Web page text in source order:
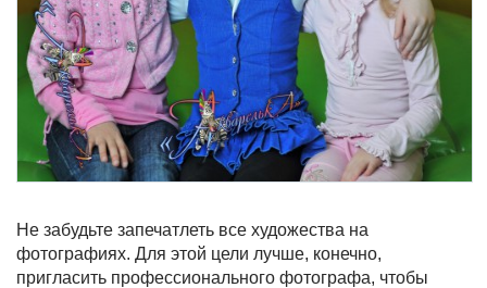
Не забудьте запечатлеть все художества на
фотографиях. Для этой цели лучше, конечно,
пригласить профессионального фотографа, чтобы